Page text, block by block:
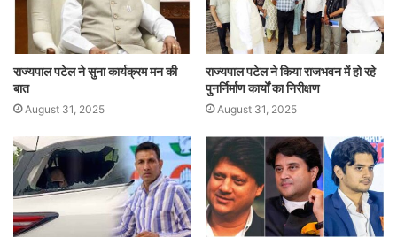
राज्यपाल पटेल ने सुना कार्यक्रम मन की
बात
August 31, 2025
राज्यपाल पटेल ने किया राजभवन में हो रहे
पुनर्निर्माण कार्यों का निरीक्षण
August 31, 2025